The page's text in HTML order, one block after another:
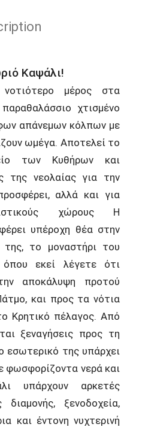
Καψάλι!
μέρος στα
χτισμένο
απάνεμων κόλπων με
ωμέγα. Αποτελεί το
των Κυθήρων και
της νεολαίας για την
αλλά και για
χώρους Η
υπέροχη θέα στην
το μοναστήρι του
όπου εκεί λέγετε ότι
αποκάλυψη προτού
και προς τα νότια
Κρητικό πέλαγος. Από
ξεναγήσεις προς τη
εσωτερικό της υπάρχει
φωσφορίζοντα νερά και
υπάρχουν αρκετές
διαμονής, ξενοδοχεία,
και έντονη νυχτερινή